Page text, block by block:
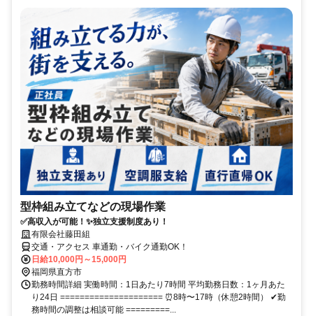
型枠組み立てなどの現場作業
✅高収入が可能！✨独立支援制度あり！
有限会社藤田組
交通・アクセス 車通勤・バイク通勤OK！
日給10,000円～15,000円
福岡県直方市
勤務時間詳細 実働時間：1日あたり7時間 平均勤務日数：1ヶ月あた
り24日 ===================== ⏰8時〜17時（休憩2時間） ✔︎勤
務時間の調整は相談可能 =========...